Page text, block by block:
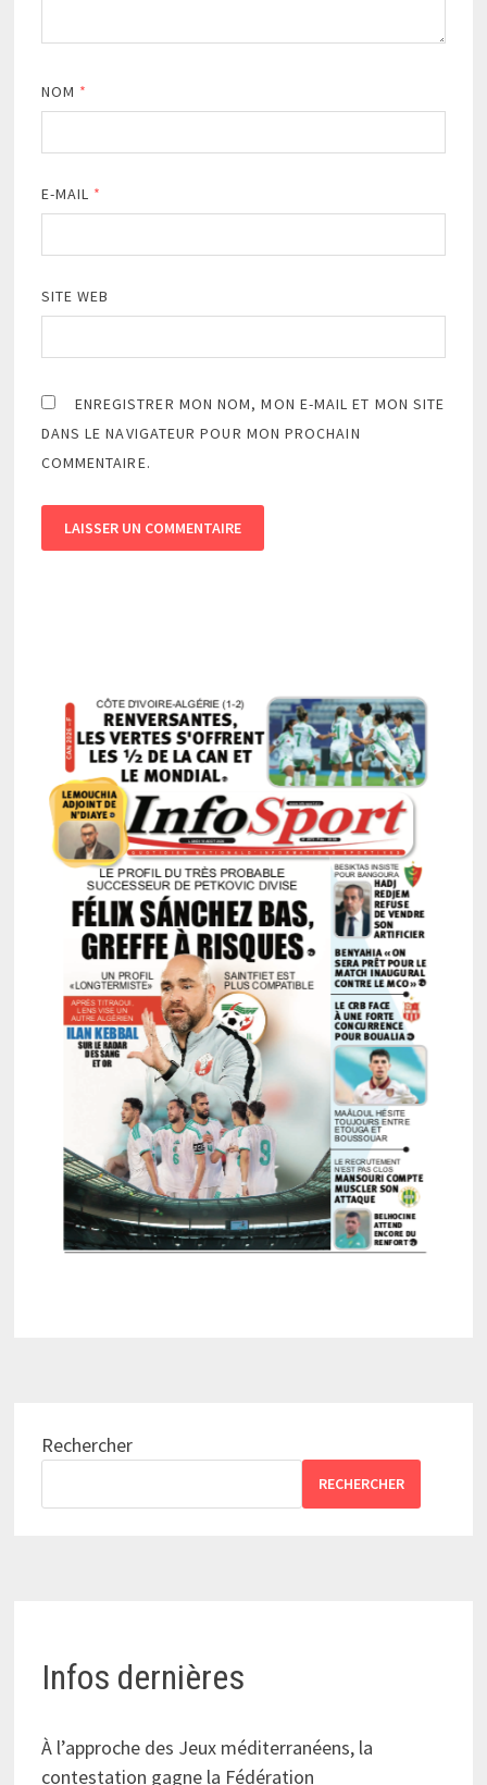
NOM *
E-MAIL *
SITE WEB
ENREGISTRER MON NOM, MON E-MAIL ET MON SITE
DANS LE NAVIGATEUR POUR MON PROCHAIN
COMMENTAIRE.
Rechercher
RECHERCHER
Infos dernières
À l’approche des Jeux méditerranéens, la
contestation gagne la Fédération